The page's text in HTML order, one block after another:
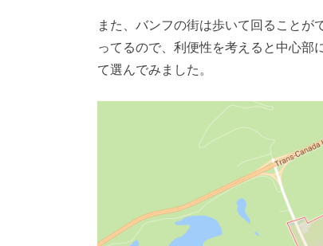
また、バンフの街は歩いて回ることが
ってるので、利便性を考えると中心部
て選んでみました。